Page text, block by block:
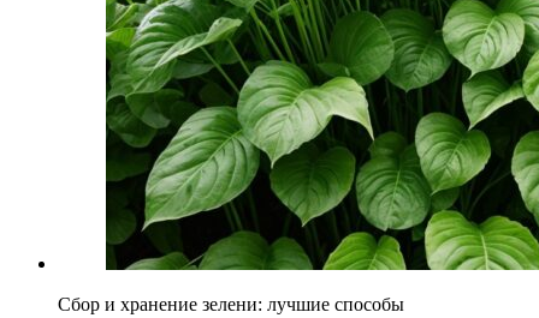
Сбор и хранение зелени: лучшие способы